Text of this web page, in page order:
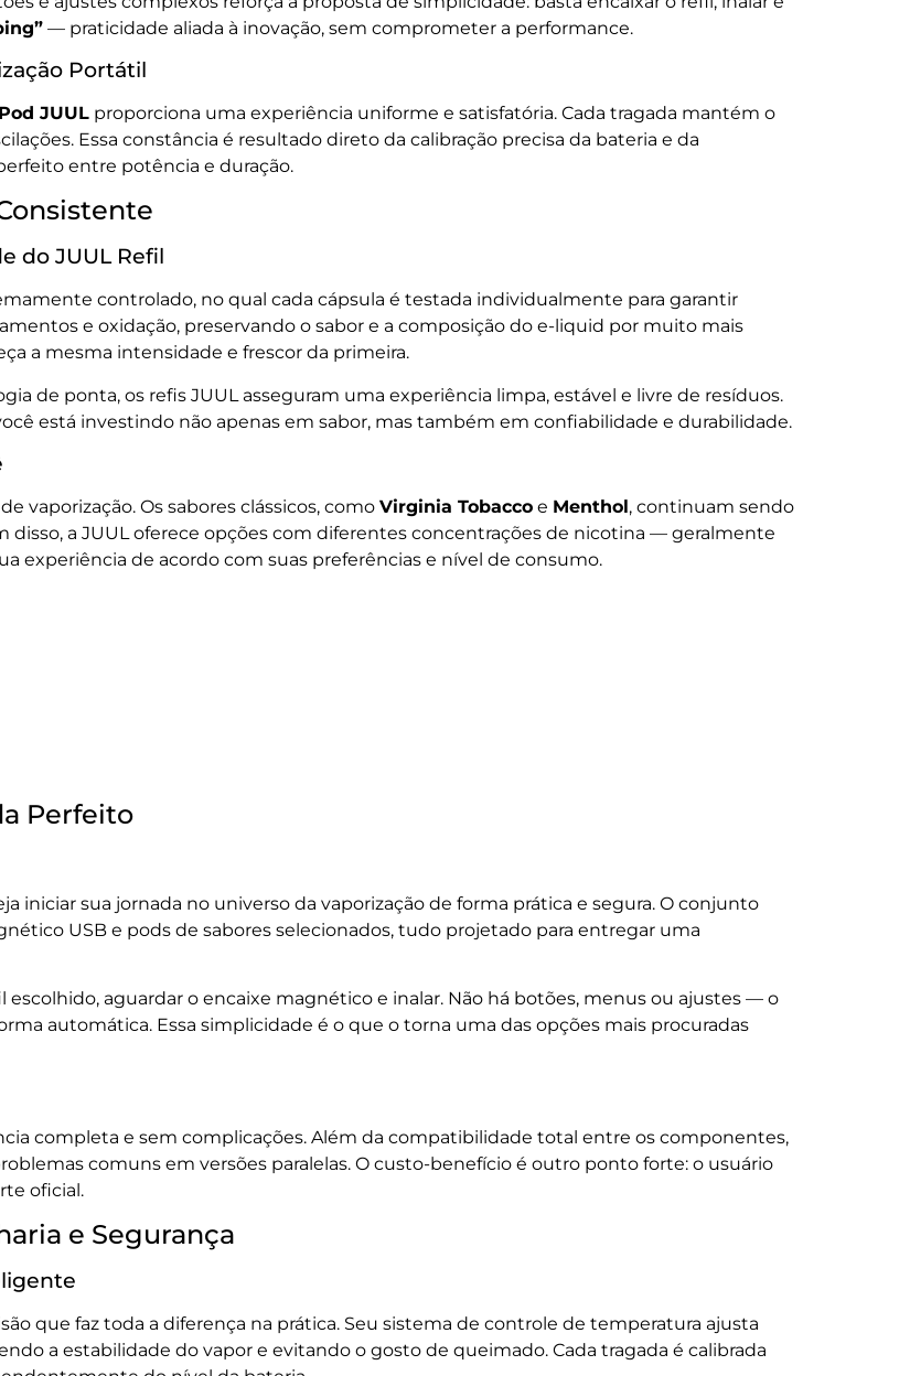
— praticidade aliada à inovação, sem comprometer a performance.
Portátil
Pod JUUL proporciona uma experiência uniforme e satisfatória. Cada tragada mantém o
Essa constância é resultado direto da calibração precisa da bateria e da
entre potência e duração.
do JUUL Refil
controlado, no qual cada cápsula é testada individualmente para garantir
e oxidação, preservando o sabor e a composição do e-liquid por muito mais
a mesma intensidade e frescor da primeira.
de ponta, os refis JUUL asseguram uma experiência limpa, estável e livre de resíduos.
está investindo não apenas em sabor, mas também em confiabilidade e durabilidade.
vaporização. Os sabores clássicos, como Virginia Tobacco e Menthol, continuam sendo
a JUUL oferece opções com diferentes concentrações de nicotina — geralmente
experiência de acordo com suas preferências e nível de consumo.
Perfeito
iniciar sua jornada no universo da vaporização de forma prática e segura. O conjunto
USB e pods de sabores selecionados, tudo projetado para entregar uma
aguardar o encaixe magnético e inalar. Não há botões, menus ou ajustes — o
automática. Essa simplicidade é o que o torna uma das opções mais procuradas
completa e sem complicações. Além da compatibilidade total entre os componentes,
comuns em versões paralelas. O custo-benefício é outro ponto forte: o usuário
oficial.
e Segurança
que faz toda a diferença na prática. Seu sistema de controle de temperatura ajusta
a estabilidade do vapor e evitando o gosto de queimado. Cada tragada é calibrada